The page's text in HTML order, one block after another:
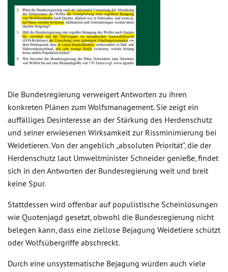
Die Bundesregierung verweigert Antworten zu ihren
konkreten Plänen zum Wolfsmanagement. Sie zeigt ein
auffälliges Desinteresse an der Stärkung des Herdenschutz
und seiner erwiesenen Wirksamkeit zur Rissminimierung bei
Weidetieren. Von der angeblich „absoluten Priorität“, die der
Herdenschutz laut Umweltminister Schneider genieße, findet
sich in den Antworten der Bundesregierung weit und breit
keine Spur.
Stattdessen wird offenbar auf populistische Scheinlösungen
wie Quotenjagd gesetzt, obwohl die Bundesregierung nicht
belegen kann, dass eine ziellose Bejagung Weidetiere schützt
oder Wolfsübergriffe abschreckt.
Durch eine unsystematische Bejagung würden auch viele